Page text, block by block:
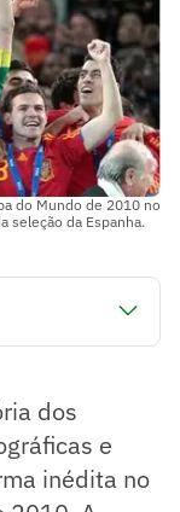
do Mundo de 2010 no
seleção da Espanha.
grandes
dos
e
inédita no